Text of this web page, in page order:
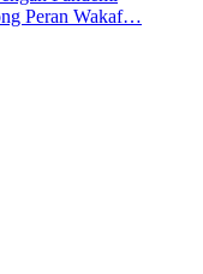
Peran Wakaf…